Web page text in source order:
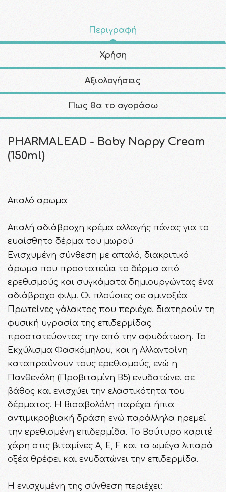
Περιγραφή
Χρήση
Αξιολογήσεις
Πως θα το αγοράσω
PHARMALEAD - Baby Nappy Cream
(150ml)
Απαλό αρωμα
Απαλή αδιάβροχη κρέμα αλλαγής πάνας για το
ευαίσθητο δέρμα του μωρού
Ενισχυμένη σύνθεση με απαλό, διακριτικό
άρωμα που προστατεύει το δέρμα από
ερεθισμούς και συγκάματα δημιουργώντας ένα
αδιάβροχο φιλμ. Οι πλούσιες σε αμινοξέα
Πρωτεΐνες γάλακτος που περιέχει διατηρούν τη
φυσική υγρασία της επιδερμίδας
προστατεύοντας την από την αφυδάτωση. Το
Εκχύλισμα Φασκόμηλου, και η Αλλαντοΐνη
καταπραΰνουν τους ερεθισμούς, ενώ η
Πανθενόλη (Προβιταμίνη Β5) ενυδατώνει σε
βάθος και ενισχύει την ελαστικότητα του
δέρματος. Η Βισαβολόλη παρέχει ήπια
αντιμικροβιακή δράση ενώ παράλληλα ηρεμεί
την ερεθισμένη επιδερμίδα. Το Βούτυρο καριτέ
χάρη στις βιταμίνες Α, Ε, F και τα ωμέγα λιπαρά
οξέα θρέφει και ενυδατώνει την επιδερμίδα.
Η ενισχυμένη της σύνθεση περιέχει: